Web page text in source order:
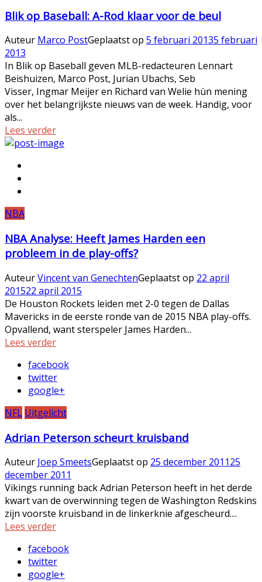
Blik op Baseball: A-Rod klaar voor de beul
Auteur Marco PostGeplaatst op 5 februari 20135 februari
2013
In Blik op Baseball geven MLB-redacteuren Lennart
Beishuizen, Marco Post, Jurian Ubachs, Seb
Visser, Ingmar Meijer en Richard van Welie hùn mening
over het belangrijkste nieuws van de week. Handig, voor
als...
Lees verder
NBA
NBA Analyse: Heeft James Harden een
probleem in de play-offs?
AuteurVincent van GenechtenGeplaatst op 22 april
201522 april 2015
De Houston Rockets leiden met 2-0 tegen de Dallas
Mavericks in de eerste ronde van de 2015 NBA play-offs.
Opvallend, want sterspeler James Harden...
Lees verder
facebook
twitter
google+
NFL Uitgelicht
Adrian Peterson scheurt kruisband
Auteur Joep SmeetsGeplaatst op 25 december 201125
december 2011
Vikings running back Adrian Peterson heeft in het derde
kwart van de overwinning tegen de Washington Redskins
zijn voorste kruisband in de linkerknie afgescheurd....
Lees verder
facebook
twitter
google+